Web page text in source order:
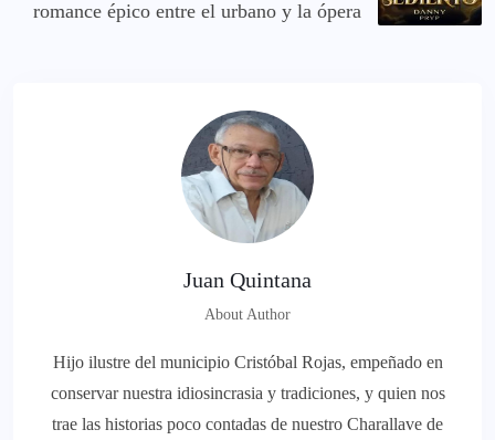
romance épico entre el urbano y la ópera
Juan Quintana
About Author
Hijo ilustre del municipio Cristóbal Rojas, empeñado en
conservar nuestra idiosincrasia y tradiciones, y quien nos
trae las historias poco contadas de nuestro Charallave de